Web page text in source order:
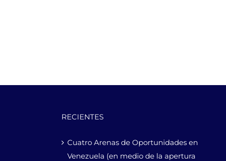
RECIENTES
Cuatro Arenas de Oportunidades en
Venezuela (en medio de la apertura